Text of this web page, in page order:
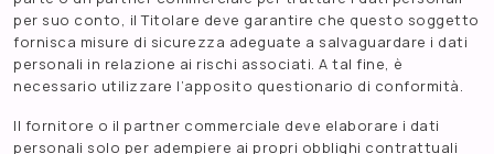
per suo conto, il Titolare deve garantire che questo soggetto
fornisca misure di sicurezza adeguate a salvaguardare i dati
personali in relazione ai rischi associati. A tal fine, è
necessario utilizzare l’apposito questionario di conformità.
Il fornitore o il partner commerciale deve elaborare i dati
personali solo per adempiere ai propri obblighi contrattuali